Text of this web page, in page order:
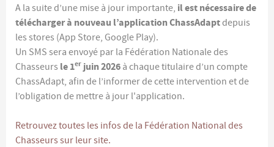
A la suite d’une mise à jour importante, il est nécessaire de
télécharger à nouveau l’application ChassAdaptdepuis
les stores (App Store, Google Play).
Un SMS sera envoyé par la Fédération Nationale des
Chasseurs le 1er juin2026 à chaque titulaire d’un compte
ChassAdapt, afin de l’informer de cette intervention et de
l’obligation de mettre à jour l'application.
Retrouvez toutes les infos de la Fédération National des
Chasseurs sur leur site.